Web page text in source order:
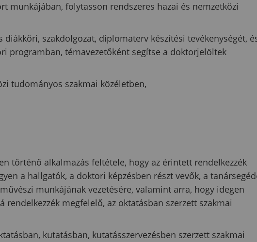
munkájában, folytasson rendszeres hazai és nemzetközi
szakdolgozat, diplomaterv készítési tevékenységét,
programban, témavezetőként segítse a doktorjelöltek
tudományos szakmai közéletben,
történő alkalmazás feltétele, hogy az érintett rendelkezzék
a hallgatók, a doktori képzésben részt vevők, a
munkájának vezetésére, valamint arra, hogy idegen
megfelelő, az oktatásban szerzett szakmai
kutatásban, kutatásszervezésben szerzett szakmai